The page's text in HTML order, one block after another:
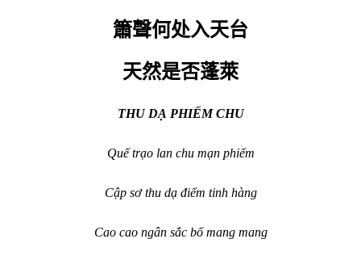
簫聲何处入天台
天然是否蓬萊
THU DẠ PHIẾM CHU
Quế trạo lan chu mạn phiếm
Cập sơ thu dạ điểm tinh hàng
Cao cao ngân sắc bố mang mang